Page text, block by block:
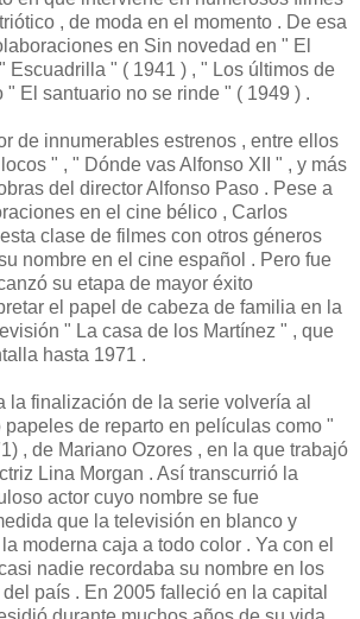
, de moda en el momento . De esa
en Sin novedad en " El
Escuadrilla " ( 1941 ) , " Los últimos de
" El santuario no se rinde " ( 1949 ) .
de innumerables estrenos , entre ellos
" , " Dónde vas Alfonso XII " , y más
del director Alfonso Paso . Pese a
en el cine bélico , Carlos
clase de filmes con otros géneros
nombre en el cine español . Pero fue
su etapa de mayor éxito
el papel de cabeza de familia en la
" La casa de los Martínez " , que
hasta 1971 .
la finalización de la serie volvería al
de reparto en películas como "
, de Mariano Ozores , en la que trabajó
Lina Morgan . Así transcurrió la
actor cuyo nombre se fue
que la televisión en blanco y
moderna caja a todo color . Ya con el
nadie recordaba su nombre en los
país . En 2005 falleció en la capital